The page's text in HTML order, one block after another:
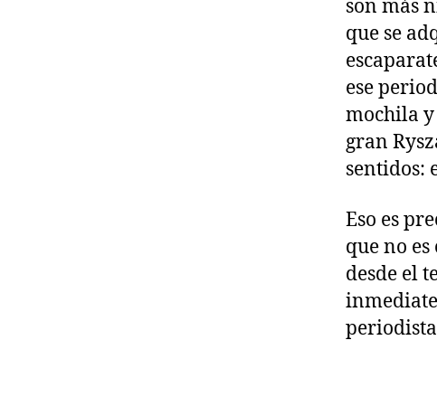
son más
que se
ese
mochila y
gran
sentidos:
Eso es
que no
desde el